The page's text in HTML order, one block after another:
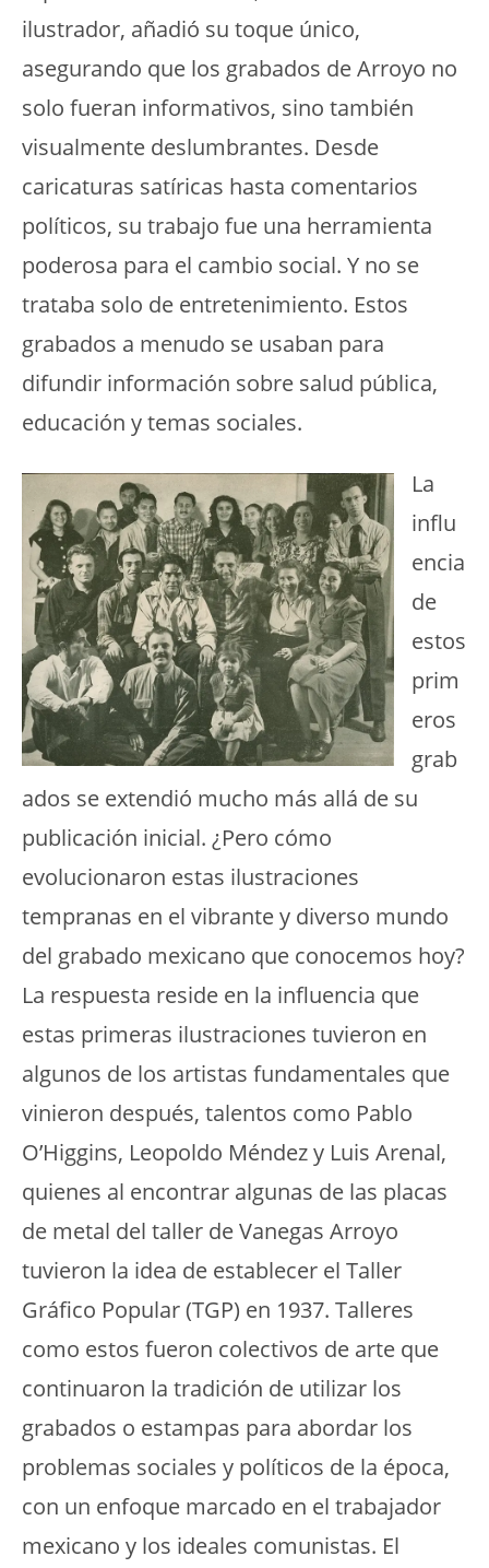
ilustrador, añadió su toque único,
asegurando que los grabados de Arroyo no
solo fueran informativos, sino también
visualmente deslumbrantes. Desde
caricaturas satíricas hasta comentarios
políticos, su trabajo fue una herramienta
poderosa para el cambio social. Y no se
trataba solo de entretenimiento. Estos
grabados a menudo se usaban para
difundir información sobre salud pública,
educación y temas sociales.
La
influ
encia
de
estos
prim
eros
grab
ados se extendió mucho más allá de su
publicación inicial. ¿Pero cómo
evolucionaron estas ilustraciones
tempranas en el vibrante y diverso mundo
del grabado mexicano que conocemos hoy?
La respuesta reside en la influencia que
estas primeras ilustraciones tuvieron en
algunos de los artistas fundamentales que
vinieron después, talentos como Pablo
O’Higgins, Leopoldo Méndez y Luis Arenal,
quienes al encontrar algunas de las placas
de metal del taller de Vanegas Arroyo
tuvieron la idea de establecer el Taller
Gráfico Popular (TGP) en 1937. Talleres
como estos fueron colectivos de arte que
continuaron la tradición de utilizar los
grabados o estampas para abordar los
problemas sociales y políticos de la época,
con un enfoque marcado en el trabajador
mexicano y los ideales comunistas. El